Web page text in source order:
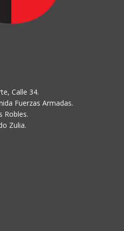
Calle 34.
Fuerzas Armadas.
Robles.
Zulia.